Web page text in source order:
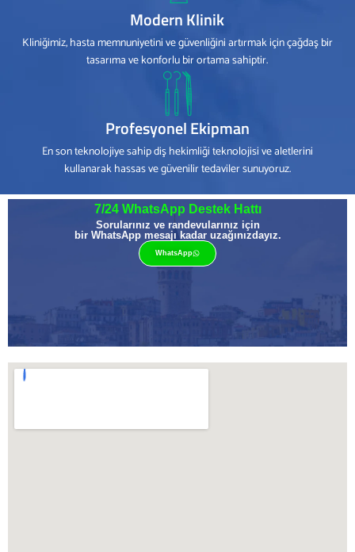
Modern Klinik
Kliniğimiz, hasta memnuniyetini ve güvenliğini artırmak için çağdaş bir
tasarıma ve konforlu bir ortama sahiptir.
Profesyonel Ekipman
En son teknolojiye sahip diş hekimliği teknolojisi ve aletlerini
kullanarak hassas ve güvenilir tedaviler sunuyoruz.
7/24 WhatsApp Destek Hattı
Sorularınız ve randevularınız için
bir WhatsApp mesajı kadar uzağınızdayız.
WhatsApp